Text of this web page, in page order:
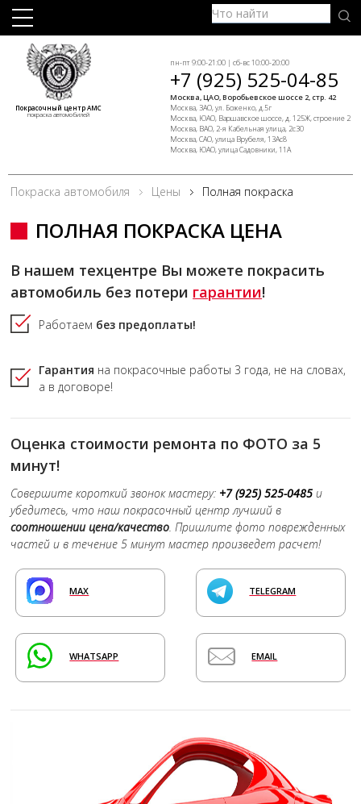
Покрасочный центр АМС
покраска автомобилей
пн-пт 9:00-21:00 | сб-вс 10:00-20:00
+7 (925) 525-04-85
Москва, ЦАО, Воробьевское шоссе 2, стр. 42
Москва, ЗАО, ул. Боженко, д.5г
Москва, ЮАО, Варшавское шоссе, д. 125Ж, строение 2
Москва, ВАО, 2-я Кабельная улица, 2с30
Москва, САО, улица Врубеля, 13Ас8
Москва, ЮАО, улица Садовники, 11А
Покраска автомобиля Цены Полная покраска
ПОЛНАЯ ПОКРАСКА ЦЕНА
В нашем техцентре Вы можете покрасить
автомобиль без потери гарантии!
Работаем без предоплаты!
Гарантия на покрасочные работы 3 года, не на словах,
а в договоре!
Оценка стоимости ремонта по ФОТО за 5
минут!
Совершите короткий звонок мастеру: +7 (925) 525-0485 и
убедитесь, что наш покрасочный центр лучший в
соотношении цена/качество. Пришлите фото поврежденных
частей и в течение 5 минут мастер произведет расчет!
MAX TELEGRAM
WHATSAPP EMAIL